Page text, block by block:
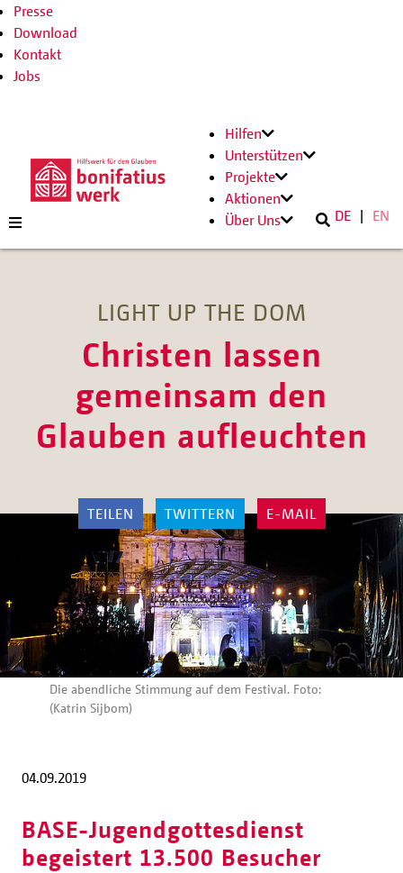
Presse
Download
Kontakt
Jobs
Hilfen
Unterstützen
Projekte
Aktionen
Über Uns
DE EN
LIGHT UP THE DOM
Christen lassen
gemeinsam den
Glauben aufleuchten
TEILEN TWITTERN E-MAIL
Die abendliche Stimmung auf dem Festival. Foto:
(Katrin Sijbom)
04.09.2019
BASE-Jugendgottesdienst
begeistert 13.500 Besucher